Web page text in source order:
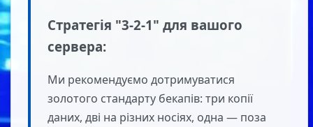
Стратегія "3-2-1" для вашого
сервера:
Ми рекомендуємо дотримуватися
золотого стандарту бекапів: три копії
даних, дві на різних носіях, одна — поза